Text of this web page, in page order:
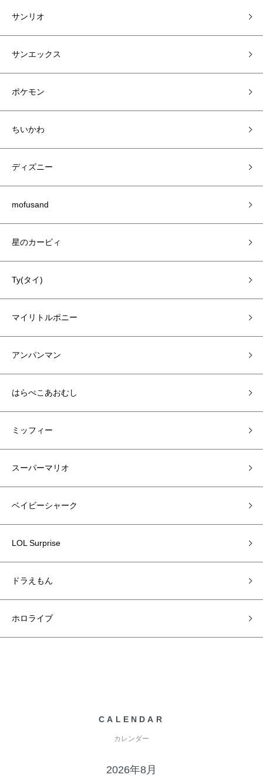
サンリオ
サンエックス
ポケモン
ちいかわ
ディズニー
mofusand
星のカービィ
Ty(タイ)
マイリトルポニー
アンパンマン
はらぺこあおむし
ミッフィー
スーパーマリオ
ベイビーシャーク
LOL Surprise
ドラえもん
ホロライブ
CALENDAR
カレンダー
2026年8月